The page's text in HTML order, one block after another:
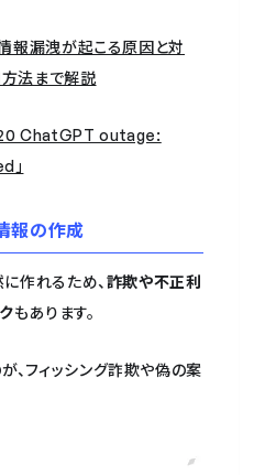
報漏洩が起こる原因と対
法まで解説
ChatGPT outage:
」
報の作成
作れるため、 詐欺や不正利
もあります。
、フィッシング詐欺や偽の案